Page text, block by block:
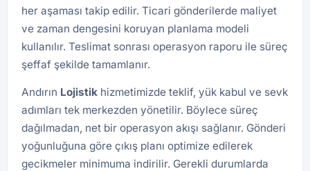
her aşaması takip edilir. Ticari gönderilerde maliyet
ve zaman dengesini koruyan planlama modeli
kullanılır. Teslimat sonrası operasyon raporu ile süreç
şeffaf şekilde tamamlanır.
Andırın Lojistik hizmetimizde teklif, yük kabul ve sevk
adımları tek merkezden yönetilir. Böylece süreç
dağılmadan, net bir operasyon akışı sağlanır. Gönderi
yoğunluğuna göre çıkış planı optimize edilerek
gecikmeler minimuma indirilir. Gerekli durumlarda